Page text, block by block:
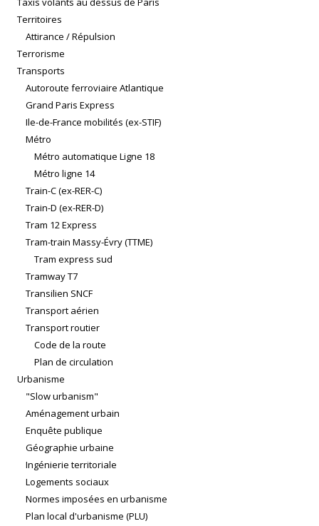
Territoires
Attirance / Répulsion
Terrorisme
Transports
Autoroute ferroviaire Atlantique
Grand Paris Express
Ile-de-France mobilités (ex-STIF)
Métro
Métro automatique Ligne 18
Métro ligne 14
Train-C (ex-RER-C)
Train-D (ex-RER-D)
Tram 12 Express
Tram-train Massy-Évry (TTME)
Tram express sud
Tramway T7
Transilien SNCF
Transport aérien
Transport routier
Code de la route
Plan de circulation
Urbanisme
"Slow urbanism"
Aménagement urbain
Enquête publique
Géographie urbaine
Ingénierie territoriale
Logements sociaux
Normes imposées en urbanisme
Plan local d'urbanisme (PLU)